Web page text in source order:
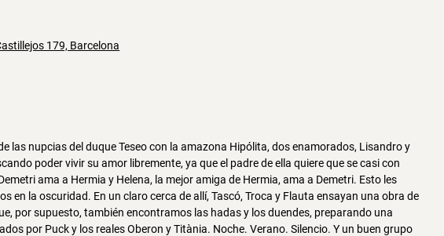
179, Barcelona
las nupcias del duque Teseo con la amazona Hipólita, dos enamorados, Lisandro y
poder vivir su amor libremente, ya que el padre de ella quiere que se casi con
ama a Hermia y Helena, la mejor amiga de Hermia, ama a Demetri. Esto les
en la oscuridad. En un claro cerca de allí, Tascó, Troca y Flauta ensayan una obra de
por supuesto, también encontramos las hadas y los duendes, preparando una
por Puck y los reales Oberon y Titània. Noche. Verano. Silencio. Y un buen grupo